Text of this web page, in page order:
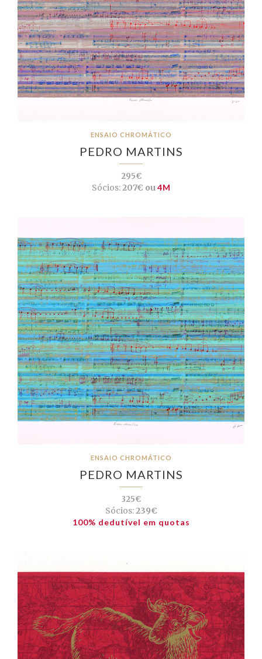
ENSAIO CHROMÁTICO
PEDRO MARTINS
295€
Sócios:207€ ou4M
ENSAIO CHROMÁTICO
PEDRO MARTINS
325€
Sócios:239€
100% dedutível em quotas